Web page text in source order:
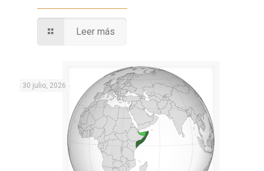
Leer más
30 julio, 2026